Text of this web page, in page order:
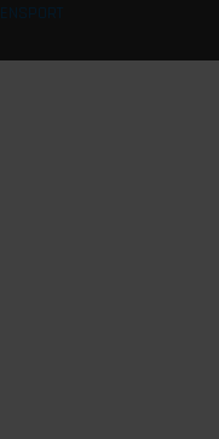
ENSPORT